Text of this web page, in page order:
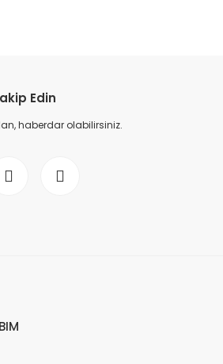
Edin
haberdar olabilirsiniz.